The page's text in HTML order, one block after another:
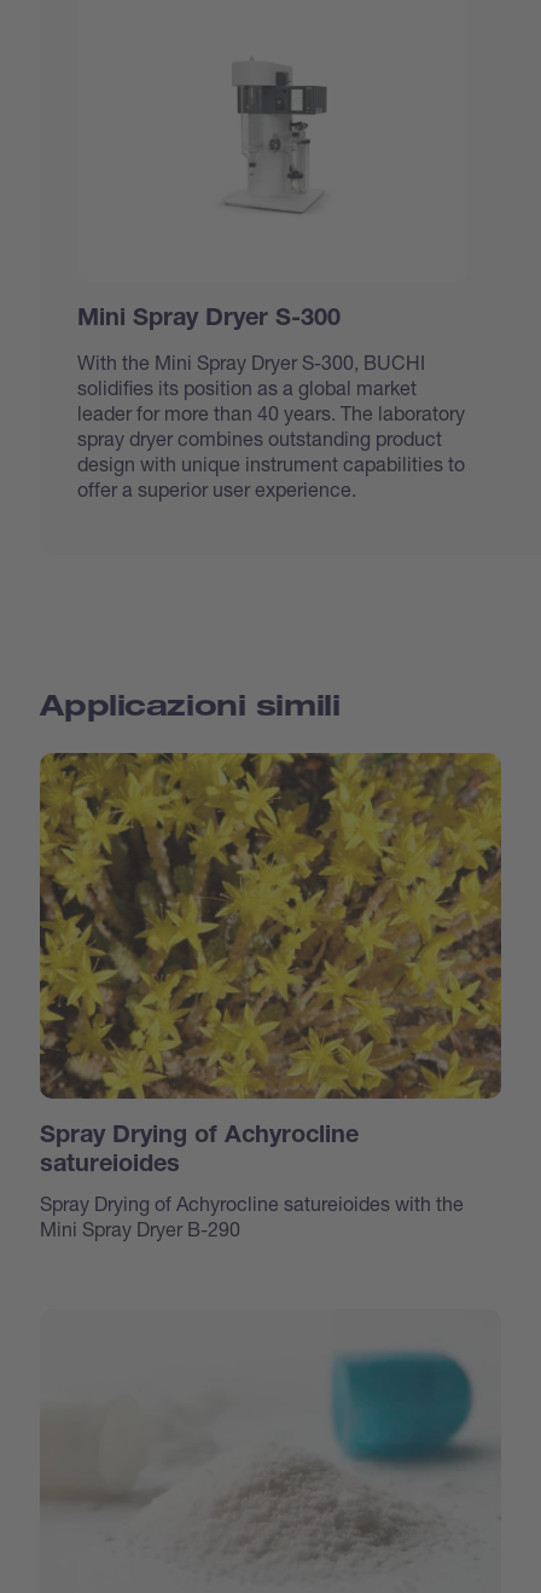
Mini Spray Dryer S-300
With the Mini Spray Dryer S-300, BUCHI
solidifies its position as a global market
leader for more than 40 years. The laboratory
spray dryer combines outstanding product
design with unique instrument capabilities to
offer a superior user experience.
Applicazioni simili
Spray Drying of Achyrocline
satureioides
Spray Drying of Achyrocline satureioides with the
Mini Spray Dryer B-290